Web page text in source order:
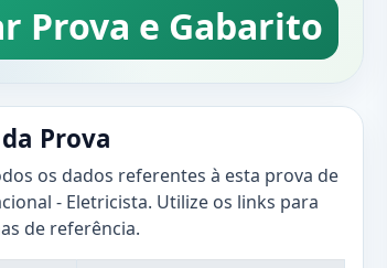
Prova e Gabarito
Prova
os dados referentes à esta prova de
- Eletricista. Utilize os links para
de referência.